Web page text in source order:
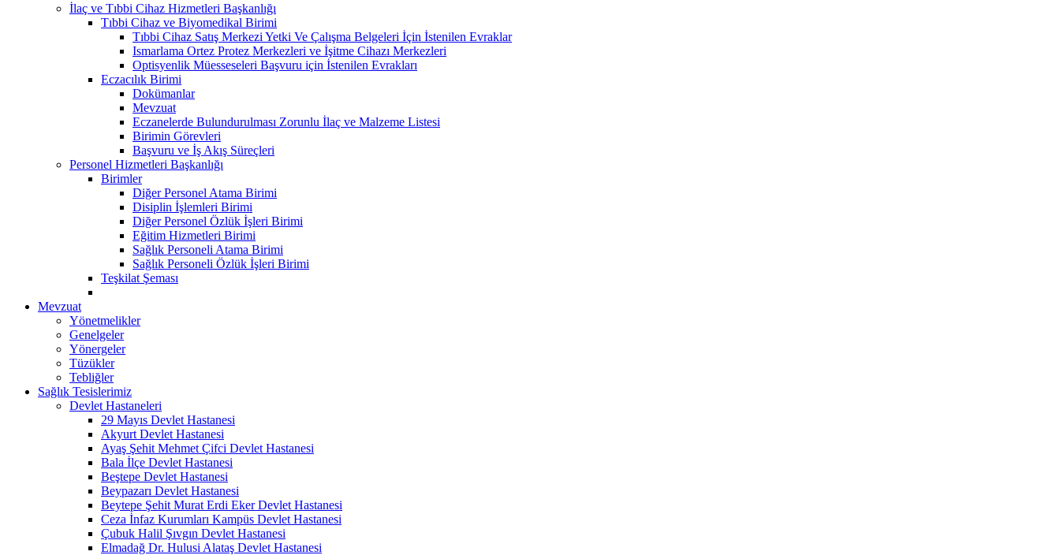
İlaç ve Tıbbi Cihaz Hizmetleri Başkanlığı
Tıbbi Cihaz ve Biyomedikal Birimi
Tıbbi Cihaz Satış Merkezi Yetki Ve Çalışma Belgeleri İçin İstenilen Evraklar
Ismarlama Ortez Protez Merkezleri ve İşitme Cihazı Merkezleri
Optisyenlik Müesseseleri Başvuru için İstenilen Evrakları
Eczacılık Birimi
Dokümanlar
Mevzuat
Eczanelerde Bulundurulması Zorunlu İlaç ve Malzeme Listesi
Birimin Görevleri
Başvuru ve İş Akış Süreçleri
Personel Hizmetleri Başkanlığı
Birimler
Diğer Personel Atama Birimi
Disiplin İşlemleri Birimi
Diğer Personel Özlük İşleri Birimi
Eğitim Hizmetleri Birimi
Sağlık Personeli Atama Birimi
Sağlık Personeli Özlük İşleri Birimi
Teşkilat Şeması
Mevzuat
Yönetmelikler
Genelgeler
Yönergeler
Tüzükler
Tebliğler
Sağlık Tesislerimiz
Devlet Hastaneleri
29 Mayıs Devlet Hastanesi
Akyurt Devlet Hastanesi
Ayaş Şehit Mehmet Çifci Devlet Hastanesi
Bala İlçe Devlet Hastanesi
Beştepe Devlet Hastanesi
Beypazarı Devlet Hastanesi
Beytepe Şehit Murat Erdi Eker Devlet Hastanesi
Ceza İnfaz Kurumları Kampüs Devlet Hastanesi
Çubuk Halil Şıvgın Devlet Hastanesi
Elmadağ Dr. Hulusi Alataş Devlet Hastanesi